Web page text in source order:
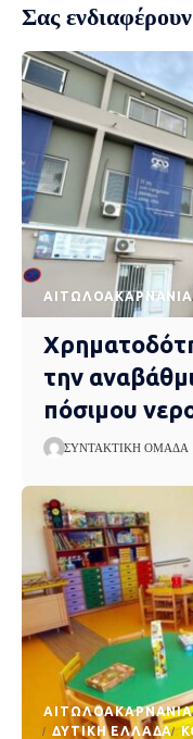
Σας ενδιαφέρουν
AΙΤΩΛΟΑΚΑΡΝΑΝΊΑ
την
πόσιμου
ΣΥΝΤΑΚΤΙΚΉ ΟΜΆΔΑ
AΙΤΩΛΟΑΚΑΡΝΑΝΊΑ
ΔΥΤΙΚΉ ΕΛΛΆΔΑ